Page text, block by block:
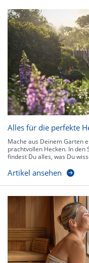
Alles für die perfekte
Mache aus Deinem Garten
prachtvollen Hecken. In den
findest Du alles, was Du
Artikel ansehen